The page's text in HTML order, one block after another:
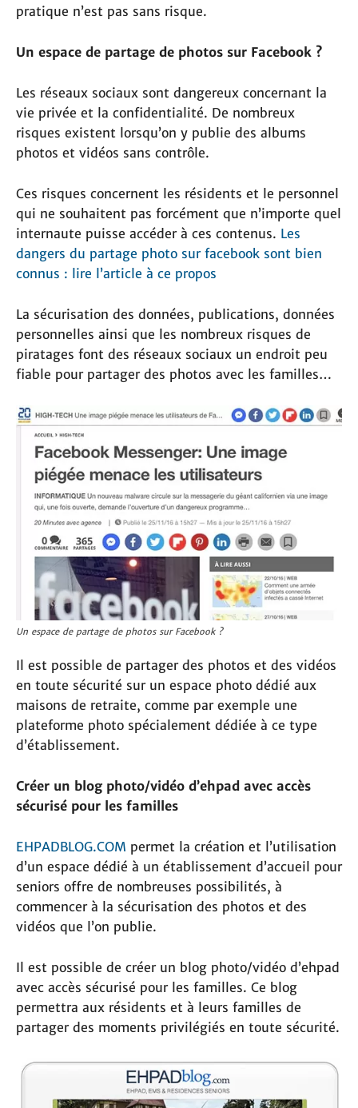
pratique n’est pas sans risque.
Un espace de partage de photos sur Facebook ?
Les réseaux sociaux sont dangereux concernant la
vie privée et la confidentialité. De nombreux
risques existent lorsqu’on y publie des albums
photos et vidéos sans contrôle.
Ces risques concernent les résidents et le personnel
qui ne souhaitent pas forcément que n’importe quel
internaute puisse accéder à ces contenus. Les
dangers du partage photo sur facebook sont bien
connus : lire l’article à ce propos
La sécurisation des données, publications, données
personnelles ainsi que les nombreux risques de
piratages font des réseaux sociaux un endroit peu
fiable pour partager des photos avec les familles…
Un espace de partage de photos sur Facebook ?
Il est possible de partager des photos et des vidéos
en toute sécurité sur un espace photo dédié aux
maisons de retraite, comme par exemple une
plateforme photo spécialement dédiée à ce type
d’établissement.
Créer un blog photo/vidéo d’ehpad avec accès
sécurisé pour les familles
EHPADBLOG.COM permet la création et l’utilisation
d’un espace dédié à un établissement d’accueil pour
seniors offre de nombreuses possibilités, à
commencer à la sécurisation des photos et des
vidéos que l’on publie.
Il est possible de créer un blog photo/vidéo d’ehpad
avec accès sécurisé pour les familles. Ce blog
permettra aux résidents et à leurs familles de
partager des moments privilégiés en toute sécurité.